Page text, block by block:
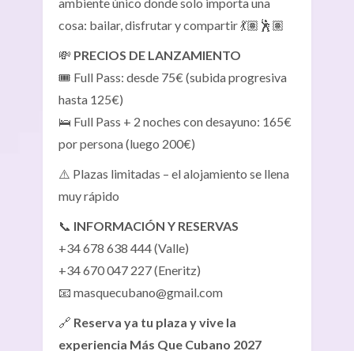
cosa: bailar, disfrutar y compartir 💃🏽🕺🏽
💸 PRECIOS DE LANZAMIENTO
🎟 Full Pass: desde 75€ (subida progresiva
hasta 125€)
🛌 Full Pass + 2 noches con desayuno: 165€
por persona (luego 200€)
⚠️ Plazas limitadas – el alojamiento se llena
muy rápido
📞 INFORMACIÓN Y RESERVAS
+34 678 638 444 (Valle)
+34 670 047 227 (Eneritz)
📧 masquecubano@gmail.com
🔗 Reserva ya tu plaza y vive la
experiencia Más Que Cubano 2027